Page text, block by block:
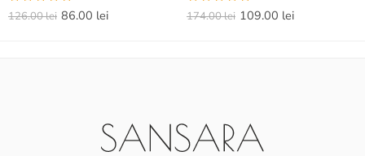
Evaluat la
4.82din 5
126.00lei 86.00 lei Evaluat la
5.00din 5
174.00lei 109.00 lei